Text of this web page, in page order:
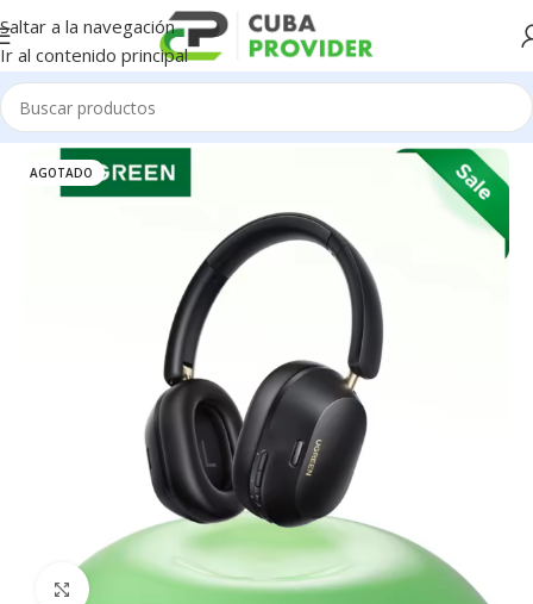
Saltar a la navegación
Ir al contenido principal
Inicio/UGREEN
AGOTADO
Click para agrandar